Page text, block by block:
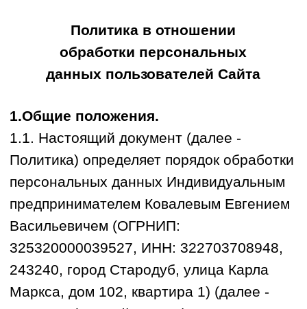
1.Общие положения.
Политика) определяет порядок обработки
предпринимателем Ковалевым Евгением
Васильевичем (ОГРНИП:
325320000039527, ИНН: 322703708948,
243240, город Стародуб, улица Карла
Маркса, дом 102, квартира 1) (далее -
Оператор) на сайте в информационно-
адресу:https://orange32.ru(включая его
субдомены) (далее - Сайт).
1.2. Настоящая Политика разработана в
соответствии с Федеральным законом от
обработки персональных
данных пользователей Сайта